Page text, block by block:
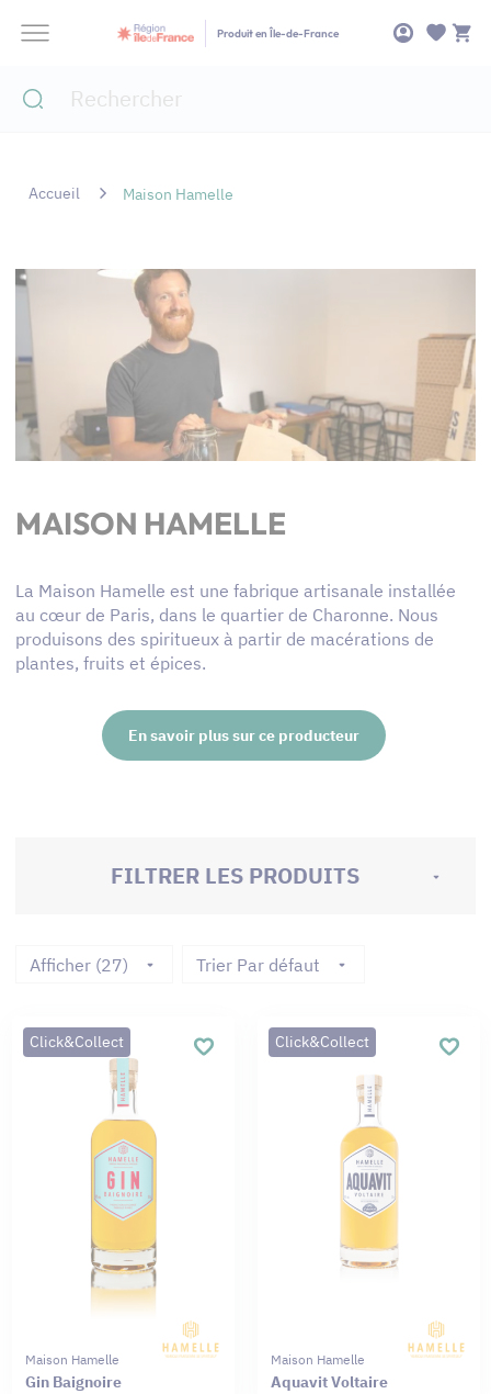
Produit en Île-de-France
Accueil Maison Hamelle
MAISON HAMELLE
La Maison Hamelle est une fabrique artisanale installée
au cœur de Paris, dans le quartier de Charonne. Nous
produisons des spiritueux à partir de macérations de
plantes, fruits et épices.
En savoir plus sur ce producteur
FILTRER LES PRODUITS
Afficher (27) Trier Par défaut
Click&Collect
Maison Hamelle
Gin Baignoire
Click&Collect
Maison Hamelle
Aquavit Voltaire